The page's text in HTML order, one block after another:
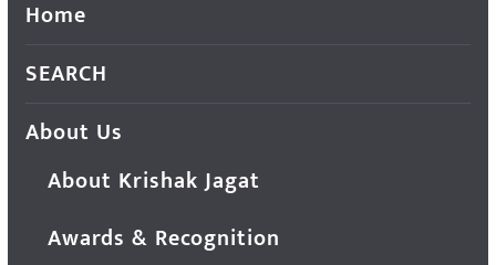
Home
SEARCH
About Us
About Krishak Jagat
Awards & Recognition